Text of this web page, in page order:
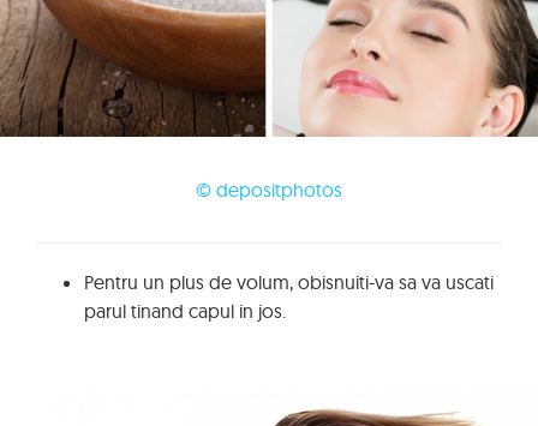
© depositphotos
Pentru un plus de volum, obisnuiti-va sa va uscati
parul tinand capul in jos.